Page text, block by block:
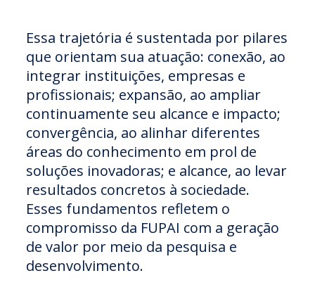
Essa trajetória é sustentada por pilares
que orientam sua atuação: conexão, ao
integrar instituições, empresas e
profissionais; expansão, ao ampliar
continuamente seu alcance e impacto;
convergência, ao alinhar diferentes
áreas do conhecimento em prol de
soluções inovadoras; e alcance, ao levar
resultados concretos à sociedade.
Esses fundamentos refletem o
compromisso da FUPAI com a geração
de valor por meio da pesquisa e
desenvolvimento.